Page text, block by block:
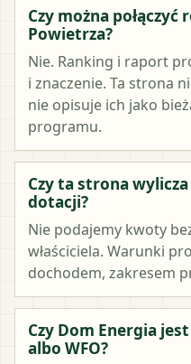
Czy można
Powietrza?
Nie. Ranking i raport
i znaczenie. Ta strona
nie opisuje ich jako
programu.
Czy ta strona
dotacji?
Nie podajemy kwoty
właściciela. Warunki
dochodem, zakresem
Czy Dom Energia
albo WFO?